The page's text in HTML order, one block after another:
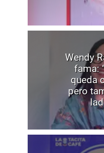
Wendy
fama:
queda
pero